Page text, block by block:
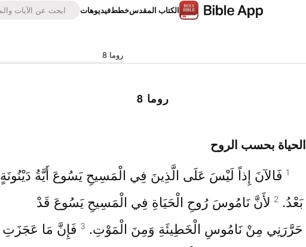
الكتاب المقدسخططفيديوهات
روما 8
روما 8
الحياة بحسب الروح
1 فَالآنَ إِذاً لَيْسَ عَلَى الَّذِينَ فِي الْمَسِيحِ يَسُوعَ أَيَّةُ دَيْنُونَةٍ
بَعْدُ. 2 لأَنَّ نَامُوسَ رُوحِ الْحَيَاةِ فِي الْمَسِيحِ يَسُوعَ قَدْ
حَرَّرَنِي مِنْ نَامُوسِ الْخَطِيئَةِ وَمِنَ الْمَوْتِ. 3 فَإِنَّ مَا عَجَزَتِ